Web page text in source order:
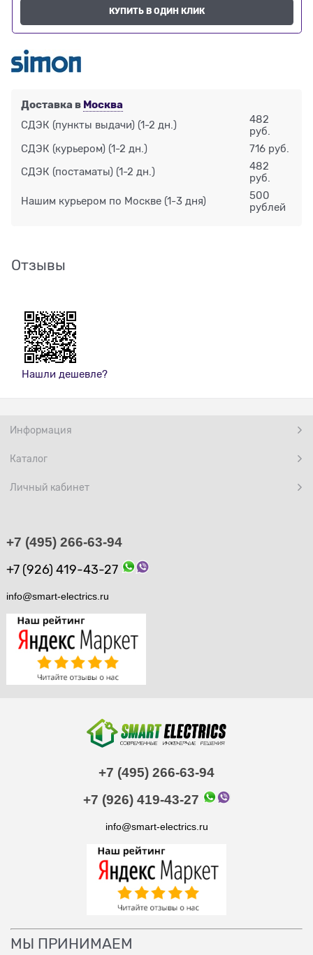
КУПИТЬ В ОДИН КЛИК
Доставка в Москва
СДЭК (пункты выдачи) (1-2 дн.)
482
руб.
СДЭК (курьером) (1-2 дн.) 716 руб.
СДЭК (постаматы) (1-2 дн.)
482
руб.
Нашим курьером по Москве (1-3 дня)
500
рублей
Отзывы
Нашли дешевле?
Информация
Каталог
Личный кабинет
+7 (495) 266-63-94
+7 (926) 419-43-27
info@smart-electrics.ru
+7 (495) 266-63-94
+7 (926) 419-43-27
info@smart-electrics.ru
МЫ ПРИНИМАЕМ